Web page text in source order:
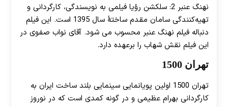
نهنگ عنبر 2: سلکشن رؤیا فیلمی به نویسندگی، کارگردانی و
تهیه‌کنندگی سامان مقدم ساختهٔ سال 1395 است. این فیلم
دنباله فیلم نهنگ عنبر محسوب می‌ شود. آقای نواب صفوی در
این فیلم نقش شهاب را برعهده دارد.
تهران 1500
تهران 1500 اولین پویانمایی سینمایی بلند ساخت ایران به
کارگردانی بهرام عظیمی و در گونه کمدی‌ است که در نوروز